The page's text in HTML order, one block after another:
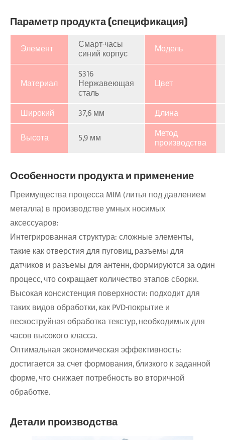
Параметр продукта (спецификация)
Элемент Смарт-часы
синий корпус Модель
Материал
S316
Нержавеющая
сталь
Цвет
Широкий 37,6 мм
Длина
Высота
5,9 мм Метод
производства
Особенности продукта и применение
Преимущества процесса MIM (литья под давлением
металла) в производстве умных носимых
аксессуаров:
Интегрированная структура: сложные элементы,
такие как отверстия для пуговиц, разъемы для
датчиков и разъемы для антенн, формируются за один
процесс, что сокращает количество этапов сборки.
Высокая консистенция поверхности: подходит для
таких видов обработки, как PVD-покрытие и
пескоструйная обработка текстур, необходимых для
часов высокого класса.
Оптимальная экономическая эффективность:
достигается за счет формования, близкого к заданной
форме, что снижает потребность во вторичной
обработке.
Детали производства